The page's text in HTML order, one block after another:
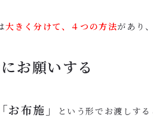
大きく分けて、４つの方法があり
お願いする
「お布施」 という形でお渡しする